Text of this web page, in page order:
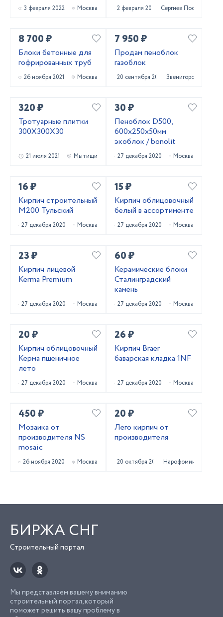
3 февраля 2022 Москва 2 февраля 2022 Сергиев Посад
8 700 ₽
Блоки бетонные для
гофрированных труб
26 ноября 2021 Москва
7 950 ₽
Продам пеноблок
газоблок
20 сентября 2021 Звенигород
320 ₽
Тротуарные плитки
300Х300Х30
21 июля 2021 Мытищи
30 ₽
Пеноблок D500,
600х250х50мм
экоблок / bonolit
27 декабря 2020 Москва
16 ₽
Кирпич строительный
М200 Тульский
27 декабря 2020 Москва
15 ₽
Кирпич облицовочный
белый в ассортименте
27 декабря 2020 Москва
23 ₽
Кирпич лицевой
Kerma Premium
27 декабря 2020 Москва
60 ₽
Керамические блоки
Сталинградский
камень
27 декабря 2020 Москва
20 ₽
Кирпич облицовочный
Керма пшеничное
лето
27 декабря 2020 Москва
26 ₽
Кирпич Braer
баварская кладка 1NF
27 декабря 2020 Москва
450 ₽
Мозаика от
производителя NS
mosaic
26 ноября 2020 Москва
20 ₽
Лего кирпич от
производителя
20 октября 2020 Нарофоминск
БИРЖА СНГ
Строительный портал
Мы представляем вашему вниманию
строительный портал, который
поможет решить вашу проблему в